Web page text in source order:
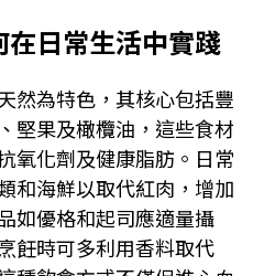
日常生活中實踐
然為特色，其核心包括豐
堅果及橄欖油，這些食材
氧化劑及健康脂肪。日常
和海鮮以取代紅肉，增加
如優格和起司應適量攝
飪時可多利用香料取代